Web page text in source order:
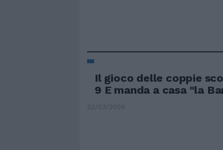
Il gioco delle coppie
9 E manda a casa "la
22/03/2009